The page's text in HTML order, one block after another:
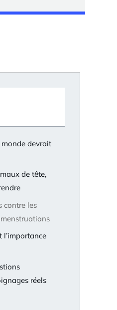
monde devrait
de tête,
contre les
l’importance
réels